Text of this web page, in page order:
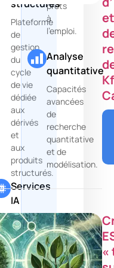
structurés
Plateforme
de
gestion
du
cycle
de vie
dédiée
aux
dérivés
et
aux
produits
structurés.
Services
IA
Exploitez
l'intelligence
artificielle
pour
prêts
à
l'emploi.
Analyse
quantitative
Capacités
avancées
de
recherche
quantitative
et de
modélisation.
et
«